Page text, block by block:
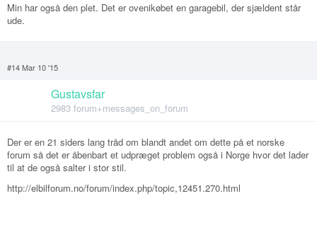
Min har også den plet. Det er ovenikøbet en garagebil, der sjældent står
ude.
#14 Mar 10 '15
Gustavsfar
2983 forum+messages_on_forum
Der er en 21 siders lang tråd om blandt andet om dette på et norske
forum så det er åbenbart et udpræget problem også i Norge hvor det lader
til at de også salter i stor stil.
http://elbilforum.no/forum/index.php/topic,12451.270.html